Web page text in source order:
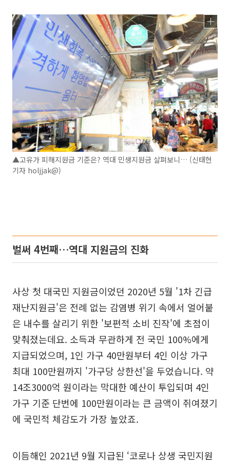
▲고유가 피해지원금 기준은? 역대 민생지원금 살펴보니… (신태현
기자 holjjak@)
벌써 4번째…역대 지원금의 진화
사상 첫 대국민 지원금이었던 2020년 5월 '1차 긴급
재난지원금'은 전례 없는 감염병 위기 속에서 얼어붙
은 내수를 살리기 위한 '보편적 소비 진작'에 초점이
맞춰졌는데요. 소득과 무관하게 전 국민 100%에게
지급되었으며, 1인 가구 40만원부터 4인 이상 가구
최대 100만원까지 '가구당 상한선'을 두었습니다. 약
14조3000억 원이라는 막대한 예산이 투입되며 4인
가구 기준 단번에 100만원이라는 큰 금액이 쥐여졌기
에 국민적 체감도가 가장 높았죠.
이듬해인 2021년 9월 지급된 ‘코로나 상생 국민지원